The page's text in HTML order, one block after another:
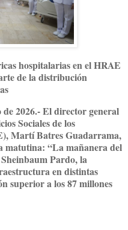
hospitalarias en el HRAE
de la distribución
2026.- El director general
Sociales de los
Martí Batres Guadarrama,
matutina: “La mañanera del
Pardo, la
en distintas
superior a los 87 millones